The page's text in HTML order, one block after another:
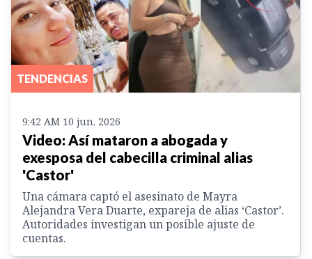
TENDENCIAS
9:42 AM 10 jun. 2026
Video: Así mataron a abogada y
exesposa del cabecilla criminal alias
'Castor'
Una cámara captó el asesinato de Mayra
Alejandra Vera Duarte, expareja de alias ‘Castor’.
Autoridades investigan un posible ajuste de
cuentas.